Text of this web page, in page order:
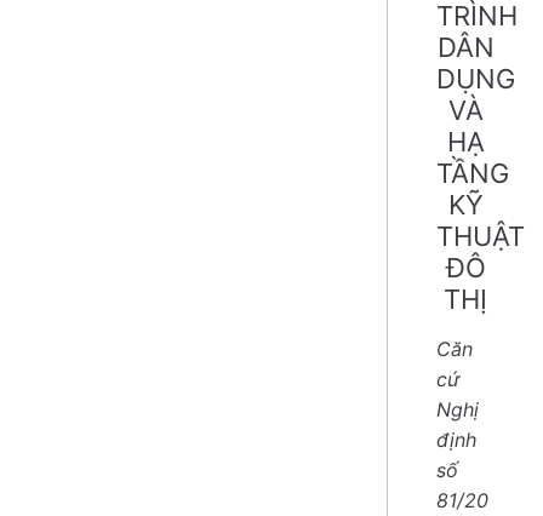
TRÌNH
DÂN
DỤNG
VÀ
HẠ
TẦNG
KỸ
THUẬT
ĐÔ
THỊ
Căn
cứ
Nghị
định
số
81/20